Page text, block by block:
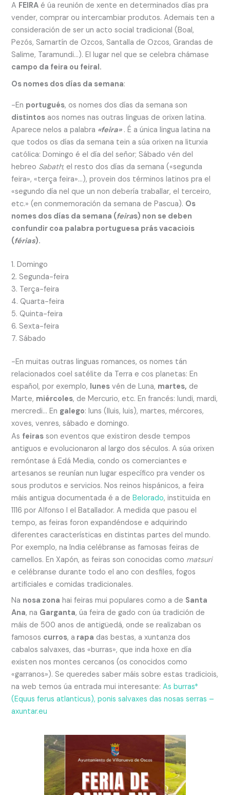
A FEIRA é úa reunión de xente en determinados días pra
vender, comprar ou intercambiar produtos. Ademais ten a
consideración de ser un acto social tradicional (Boal,
Pezós, Samartín de Ozcos, Santalla de Ozcos, Grandas de
Salime, Taramundi…). El lugar nel que se celebra chámase
campo da feira ou feiral.
Os nomes dos días da semana:
-En portugués, os nomes dos días da semana son
distintos aos nomes nas outras linguas de orixen latina.
Aparece nelos a palabra «feira». É a única lingua latina na
que todos os días da semana tein a súa orixen na liturxia
católica: Domingo é el día del señor; Sábado vén del
hebreo Sabath; el resto dos días da semana («segunda
feira», «terça feira»…), provein dos términos latinos pra el
«segundo día nel que un non debería traballar, el terceiro,
etc.» (en conmemoración da semana de Pascua). Os
nomes dos días da semana (feiras) non se deben
confundir coa palabra portuguesa prás vacaciois
(férias).
1. Domingo
2. Segunda-feira
3. Terça-feira
4. Quarta-feira
5. Quinta-feira
6. Sexta-feira
7. Sábado
-En muitas outras linguas romances, os nomes tán
relacionados coel satélite da Terra e cos planetas: En
español, por exemplo, lunes vén de Luna, martes, de
Marte, miércoles, de Mercurio, etc. En francés: lundi, mardi,
mercredi… En galego: luns (lluis, luis), martes, mércores,
xoves, venres, sábado e domingo.
As feiras son eventos que existiron desde tempos
antiguos e evolucionaron al largo dos séculos. A súa orixen
remóntase á Edá Media, condo os comerciantes e
artesanos se reunían nun lugar específico pra vender os
sous produtos e servicios. Nos reinos hispánicos, a feira
máis antigua documentada é a deBelorado, instituida en
1116 por Alfonso I el Batallador. A medida que pasou el
tempo, as feiras foron expandéndose e adquirindo
diferentes características en distintas partes del mundo.
Por exemplo, na India celébranse as famosas feiras de
camellos. En Xapón, as feiras son conocidas como matsuri
e celébranse durante todo el ano con desfiles, fogos
artificiales e comidas tradicionales.
Na nosa zona hai feiras mui populares como a de Santa
Ana, na Garganta, úa feira de gado con úa tradición de
máis de 500 anos de antigüedá, onde se realizaban os
famosos curros, a rapa das bestas, a xuntanza dos
cabalos salvaxes, das «burras», que inda hoxe en día
existen nos montes cercanos (os conocidos como
«garranos»). Se queredes saber máis sobre estas tradiciois,
na web temos úa entrada mui interesante:As burras*
(Equus ferus atlanticus), ponis salvaxes das nosas serras –
axuntar.eu